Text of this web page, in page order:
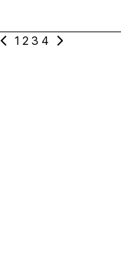
1 2 3 4